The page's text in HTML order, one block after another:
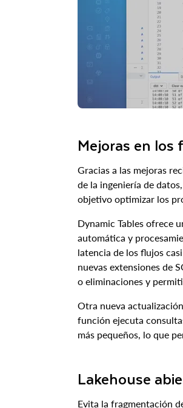
Mejoras en los
Gracias a las mejoras
de la ingeniería de
objetivo optimizar los
Dynamic Tables ofrece
automática y
latencia de los flujos
nuevas extensiones de
o eliminaciones y
Otra nueva
función ejecuta
más pequeños, lo que
Lakehouse
Evita la fragmentación